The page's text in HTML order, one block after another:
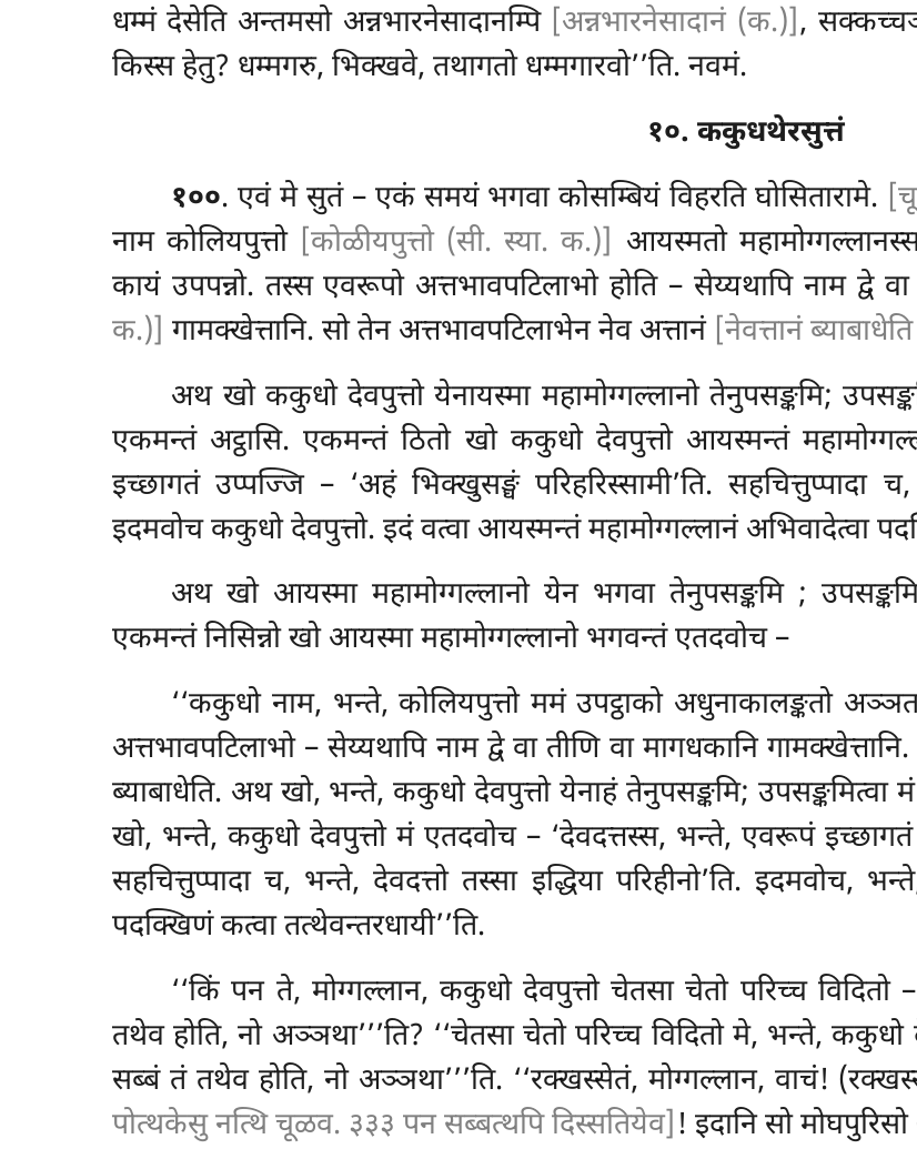
धम्मं देसेति अन्तमसो अन्नभारनेसादानम्पि [अन्नभारनेसादानं (क.)],
किस्स हेतु? धम्मगरु, भिक्खवे, तथागतो धम्मगारवो’’ति. नवमं.
१०. ककुधथेरसुत्तं
१००. एवं मे सुतं – एकं समयं भगवा कोसम्बियं विहरति घोसितारामे.
नाम कोलियपुत्तो [कोळीयपुत्तो (सी. स्या. क.)] आयस्मतो
कायं उपपन्नो. तस्स एवरूपो अत्तभावपटिलाभो होति – सेय्यथापि नाम द्वे
क.)] गामक्खेत्तानि. सो तेन अत्तभावपटिलाभेन नेव अत्तानं [नेवत्तानं
अथ खो ककुधो देवपुत्तो येनायस्मा महामोग्गल्लानो तेनुपसङ्कमि;
एकमन्तं अट्ठासि. एकमन्तं ठितो खो ककुधो देवपुत्तो आयस्मन्तं
इच्छागतं उप्पज्जि – ‘अहं भिक्खुसङ्घं परिहरिस्सामी’ति. सहचित्तुप्पादा च,
इदमवोच ककुधो देवपुत्तो. इदं वत्वा आयस्मन्तं महामोग्गल्लानं अभिवादेत्वा
अथखो आयस्मा महामोग्गल्लानो येन भगवा तेनुपसङ्कमि ;
एकमन्तं निसिन्नो खो आयस्मा महामोग्गल्लानो भगवन्तं एतदवोच –
‘‘ककुधो नाम, भन्ते, कोलियपुत्तो ममं उपट्ठाको अधुनाकालङ्कतो
अत्तभावपटिलाभो – सेय्यथापि नाम द्वे वा तीणि वा मागधकानि
ब्याबाधेति. अथ खो, भन्ते, ककुधो देवपुत्तो येनाहं तेनुपसङ्कमि; उपसङ्कमित्वा
खो, भन्ते, ककुधो देवपुत्तो मं एतदवोच – ‘देवदत्तस्स, भन्ते, एवरूपं इच्छागतं
सहचित्तुप्पादा च, भन्ते, देवदत्तो तस्सा इद्धिया परिहीनो’ति. इदमवोच,
पदक्खिणं कत्वा तत्थेवन्तरधायी’’ति.
‘‘किं पन ते, मोग्गल्लान, ककुधो देवपुत्तो चेतसा चेतो परिच्च
तथेव होति, नो अञ्ञथा’’’ति? ‘‘चेतसा चेतो परिच्च विदितो मे, भन्ते,
सब्बं तं तथेव होति, नो अञ्ञथा’’’ति. ‘‘रक्खस्सेतं, मोग्गल्लान, वाचं!
पोत्थकेसु नत्थि चूळव. ३३३ पन सब्बत्थपि दिस्सतियेव] ! इदानि सो